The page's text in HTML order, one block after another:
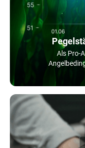
Als Pro-